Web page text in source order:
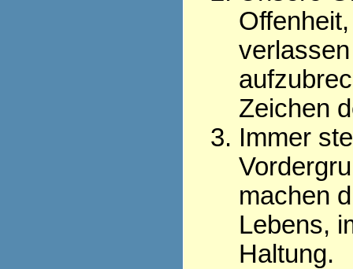
Zeichen
Immer
machen
Lebens,
Haltung.